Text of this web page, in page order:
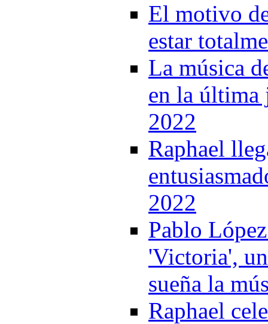
El motivo
estar
La música
en la última
2022
Raphael
2022
Pablo
'Victoria',
sueña la
Raphael